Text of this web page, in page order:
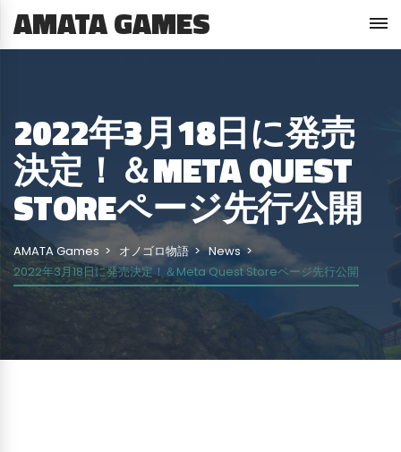
AMATA GAMES
2022年3月18日に発売
決定！＆META QUEST
STOREページ先行公開
AMATA Games オノゴロ物語
News
2022年3月18日に発売決定！＆Meta Quest Storeページ先行公開